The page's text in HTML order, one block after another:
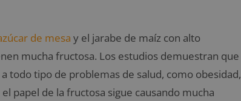
de mesa y el jarabe de maíz con alto
mucha fructosa. Los estudios demuestran que
todo tipo de problemas de salud, como obesidad,
papel de la fructosa sigue causando mucha